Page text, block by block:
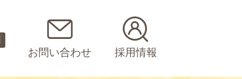
お問い合わせ 採用情報